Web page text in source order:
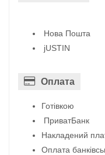
Нова Пошта
jUSTIN
Оплата
Готівкою
ПриватБанк
Накладений
Оплата